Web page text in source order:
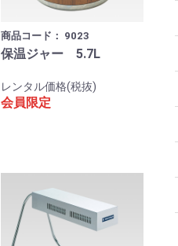
商品コード： 9023
保温ジャー 5.7L
レンタル価格(税抜)
会員限定